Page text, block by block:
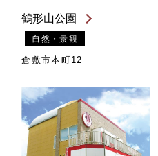
鶴形山公園
自然・景観
倉敷市本町12